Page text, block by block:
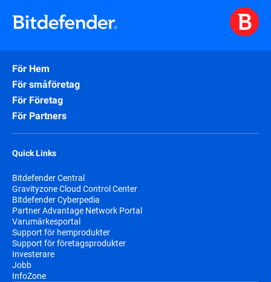
För Hem
För småföretag
För Företag
För Partners
Quick Links
Bitdefender Central
Gravityzone Cloud Control Center
Bitdefender Cyberpedia
Partner Advantage Network Portal
Varumärkesportal
Support för hemprodukter
Support för företagsprodukter
Investerare
Jobb
InfoZone